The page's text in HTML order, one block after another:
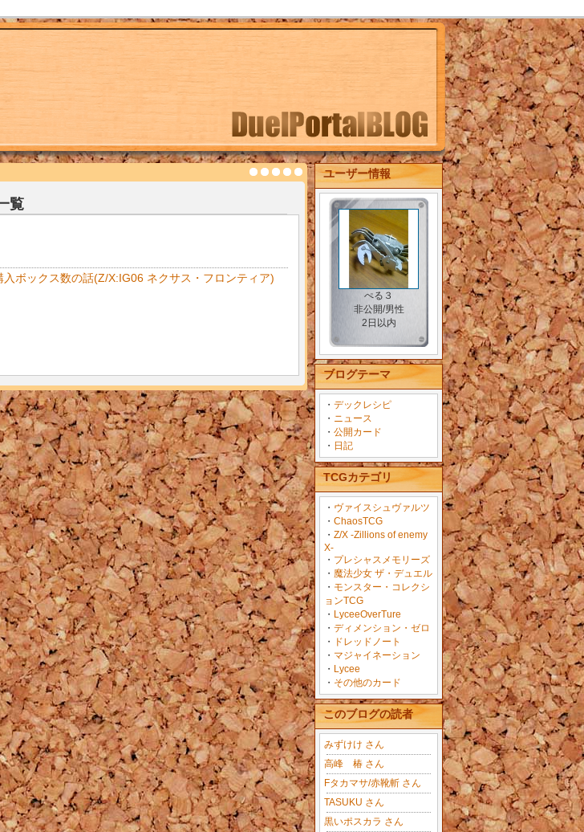
ユーザー情報
ぺる３
非公開/男性
2日以内
ブログテーマ
・ デックレシピ
・ ニュース
・ 公開カード
・ 日記
TCGカテゴリ
・ ヴァイスシュヴァルツ
・ ChaosTCG
・ Z/X -Zillions of enemy
X-
・ プレシャスメモリーズ
・ 魔法少女 ザ・デュエル
・ モンスター・コレクシ
ョンTCG
・ LyceeOverTure
・ ディメンション・ゼロ
・
ドレッドノート
・ マジャイネーション
・ Lycee
・ その他のカード
このブログの読者
みずけけ さん
高峰 椿 さん
Fタカマサ/赤靴斬 さん
TASUKU さん
黒いポスカラ さん
覧
入ボックス数の話(Z/X:IG06 ネクサス・フロンティア)